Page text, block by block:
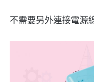
不需要另外連接電源